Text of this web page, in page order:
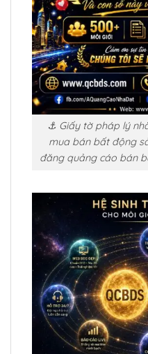
⚓ Giấy tờ pháp lý
mua bán bất động
đăng quảng cáo bán